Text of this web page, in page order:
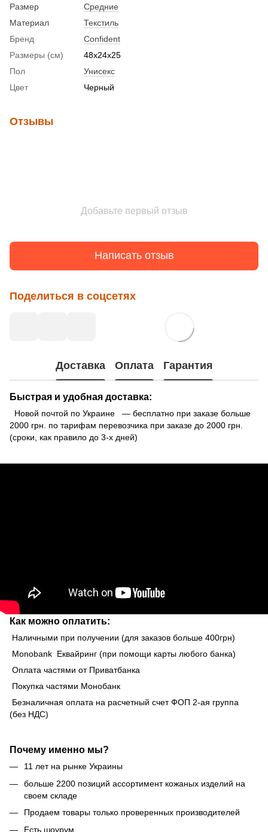
Размер
Средние
Материал
Текстиль
Бренд
Confident
Размеры (см)
48x24x25
Пол
Унисекс
Цвет
Черный
Отзывы
Добавьте первый отзыв
Написать отзыв
Поделиться в соцсетях
Доставка Оплата Гарантия
Быстрая и удобная доставка:
Новой почтой по Украине — бесплатно при заказе больше
2000 грн. по тарифам перевозчика при заказе до 2000 грн.
(сроки, как правило до 3-х дней)
Как можно оплатить:
Наличными при получении (для заказов больше 400грн)
Monobank Еквайринг (при помощи карты любого банка)
Оплата частями от Приватбанка
Покупка частями Монобанк
Безналичная оплата на расчетный счет ФОП 2-ая группа
(без НДС)
Почему именно мы?
11 лет на рынке Украины
больше 2200 позиций ассортимент кожаных изделий на
своем складе
Продаем товары только проверенных производителей
Есть шоурум